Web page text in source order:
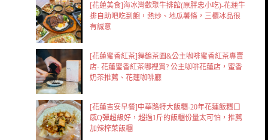
[花蓮美食]海冰灣歡聚牛排館(原胖忠小吃)-花蓮牛
排自助吧吃到飽，熱炒、地瓜薯條，三櫃冰品很
有誠意
[花蓮蜜香紅茶]舞鶴茶園&公主咖啡蜜香紅茶專賣
店- 花蓮蜜香紅茶哪裡買? 公主咖啡花蓮店，蜜香
奶茶推薦、花蓮咖啡廳
[花蓮吉安早餐]中華路特大飯糰-20年花蓮飯糰口
感Q彈超級好，超過1斤的飯糰份量太可怕，推薦
加辣榨菜飯糰